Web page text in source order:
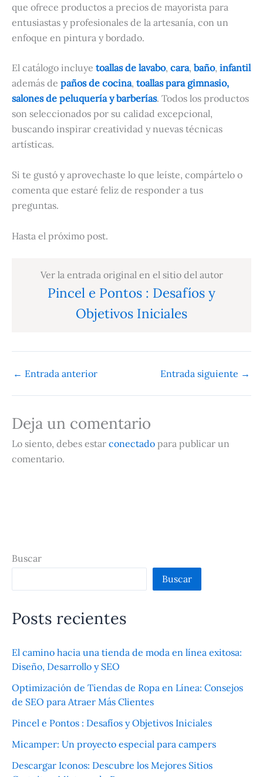
que ofrece productos a precios de mayorista para
entusiastas y profesionales de la artesanía, con un
enfoque en pintura y bordado.
El catálogo incluye toallas de lavabo, cara, baño, infantil
además de paños de cocina, toallas para gimnasio,
salones de peluquería y barberías. Todos los productos
son seleccionados por su calidad excepcional,
buscando inspirar creatividad y nuevas técnicas
artísticas.
Si te gustó y aprovechaste lo que leíste, compártelo o
comenta que estaré feliz de responder a tus
preguntas.
Hasta el próximo post.
Ver la entrada original en el sitio del autor
Pincel e Pontos : Desafíos y
Objetivos Iniciales
← Entrada anterior Entrada siguiente →
Deja un comentario
Lo siento, debes estar conectado para publicar un
comentario.
Buscar
Buscar
Posts recientes
El camino hacia una tienda de moda en línea exitosa:
Diseño, Desarrollo y SEO
Optimización de Tiendas de Ropa en Línea: Consejos
de SEO para Atraer Más Clientes
Pincel e Pontos : Desafíos y Objetivos Iniciales
Micamper: Un proyecto especial para campers
Descargar Iconos: Descubre los Mejores Sitios